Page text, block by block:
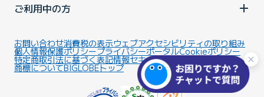
ご利用中の方
お問い合わせ消費税の表示ウェブアクセシビリティの取り組み
個人情報保護ポリシープライバシーポータルCookieポリシー
特定商取引法に基づく表記情報セキュリティ基本方針
商標についてBIGLOBEトップ